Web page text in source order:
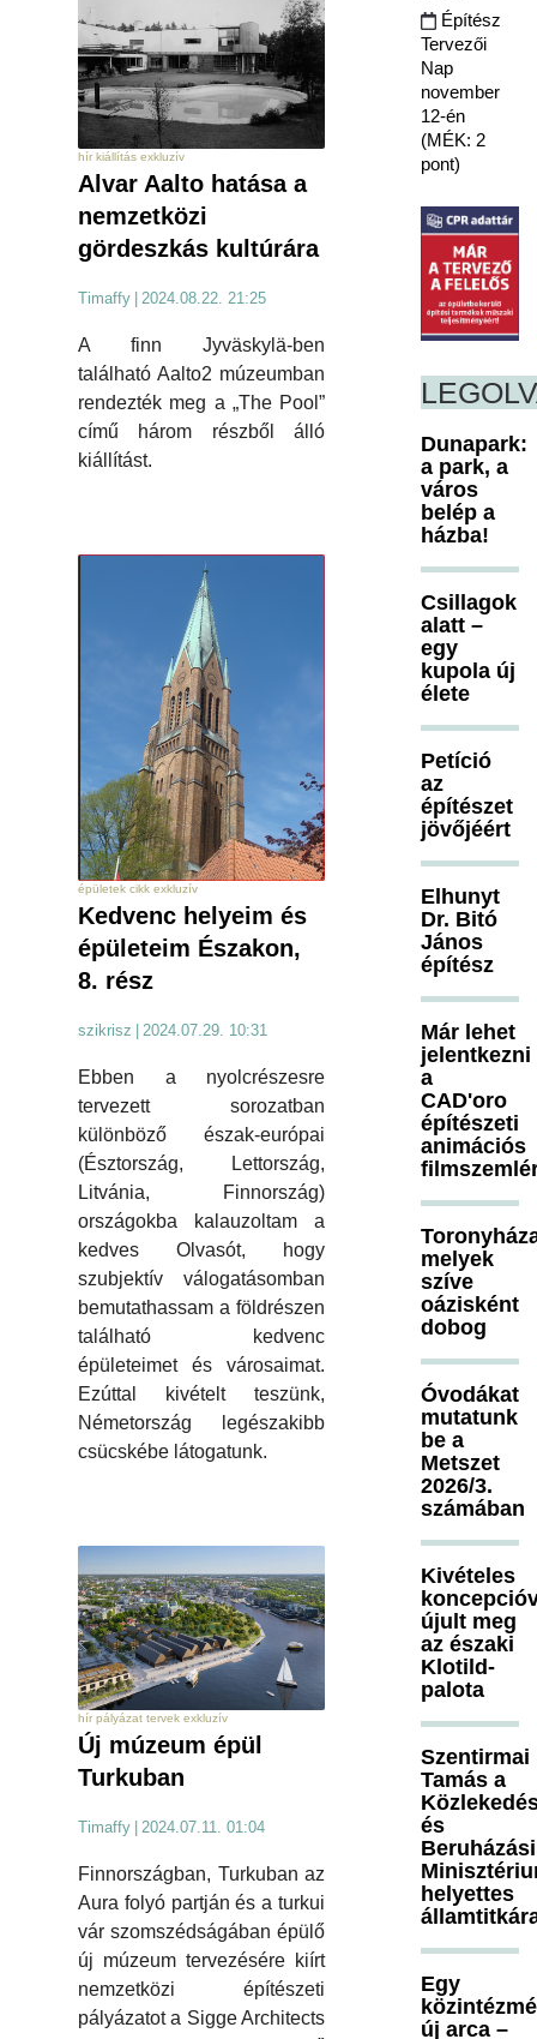
hír kiállítás exkluzív
Alvar Aalto hatása a
nemzetközi
gördeszkás kultúrára
Timaffy | 2024.08.22. 21:25
A finn Jyväskylä-ben
található Aalto2 múzeumban
rendezték meg a „The Pool”
című három részből álló
kiállítást.
épületek cikk exkluzív
Kedvenc helyeim és
épületeim Északon,
8. rész
szikrisz 2024.07.29. 10:31
Ebben a nyolcrészesre
tervezett sorozatban
különböző észak-európai
(Észtország, Lettország,
Litvánia, Finnország)
országokba kalauzoltam a
kedves Olvasót, hogy
szubjektív válogatásomban
bemutathassam a földrészen
található kedvenc
épületeimet és városaimat.
Ezúttal kivételt teszünk,
Németország legészakibb
csücskébe látogatunk.
hír pályázat tervek exkluzív
Új múzeum épül
Turkuban
Timaffy 2024.07.11. 01:04
Finnországban, Turkuban az
Aura folyó partján és a turkui
vár szomszédságában épülő
új múzeum tervezésére kiírt
nemzetközi építészeti
pályázatot a Sigge Architects
Építész
Tervezői
Nap
november
12-én
(MÉK: 2
pont)
Dunapark:
a park, a
város
belép a
házba!
Csillagok
alatt –
egy
kupola új
élete
Petíció
az
építészet
jövőjéért
Elhunyt
Dr. Bitó
János
építész
Már lehet
jelentkezni
a
CAD'oro
építészeti
animációs
melyek
szíve
oázisként
dobog
Óvodákat
mutatunk
be a
Metszet
2026/3.
számában
Kivételes
újult meg
az északi
Klotild-
palota
Szentirmai
Tamás a
és
Beruházási
helyettes
Egy
új arca –